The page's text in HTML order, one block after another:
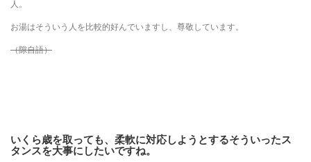
人。
お湯はそういう人を比較的好んでいますし、尊敬しています。
（隙自語）
いくら歳を取っても、柔軟に対応しようとするそういったス
タンスを大事にしたいですね。